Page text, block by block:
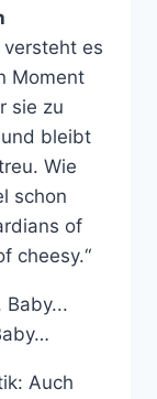
versteht es
Moment
sie zu
bleibt
Wie
schon
of
cheesy.“
Auch